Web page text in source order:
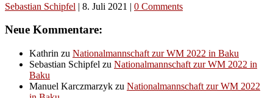
Sebastian Schipfel | 8. Juli 2021 | 0 Comments
Neue Kommentare:
Kathrin zu Nationalmannschaft zur WM 2022 in Baku
Sebastian Schipfel zu Nationalmannschaft zur WM 2022 in
Baku
Manuel Karczmarzyk zu Nationalmannschaft zur WM 2022